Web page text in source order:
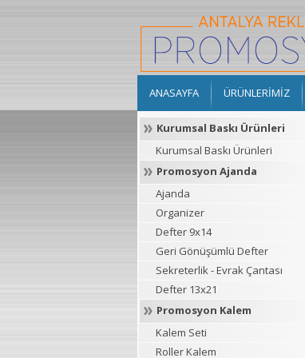
ANASAYFA ÜRÜNLERİMİZ
Kurumsal Baskı Ürünleri
Kurumsal Baskı Ürünleri
Promosyon Ajanda
Ajanda
Organizer
Defter 9x14
Geri Gönüşümlü Defter
Sekreterlik - Evrak Çantası
Defter 13x21
Promosyon Kalem
Kalem Seti
Roller Kalem